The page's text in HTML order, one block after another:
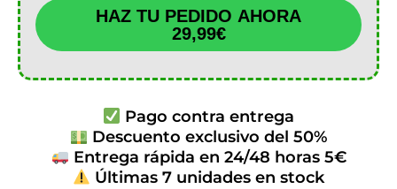
HAZ TU PEDIDO AHORA
29,99€
Pago contra entrega
Descuento exclusivo del 50%
Entrega rápida en 24/48 horas 5€
Últimas 7 unidades en stock